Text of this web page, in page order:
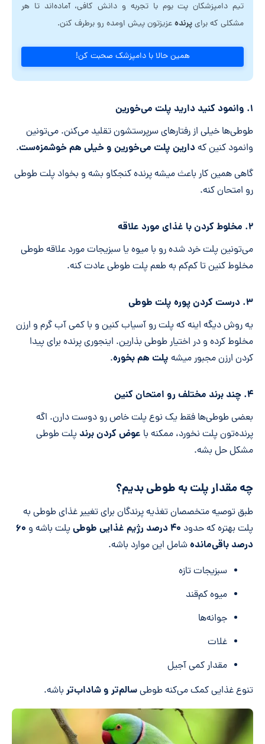
تیم دامپزشکان پت بوم با تجربه و دانش کافی، آماده‌اند تا هر
مشکلی که برایپرندهعزیزتون پیش اومده رو برطرف کنن.
همین حالا با دامپزشک صحبت کن!
۱. وانمود کنید دارید پلت می‌خورین
طوطی‌ها خیلی از رفتارهای سرپرستشون تقلید می‌کنن. می‌تونین
وانمود کنین که دارین پلت می‌خورین و خیلی هم خوشمزه‌ست.
گاهی همین کار باعث میشه پرنده کنجکاو بشه و بخواد پلت طوطی
رو امتحان کنه.
۲. مخلوط کردن با غذای مورد علاقه
می‌تونین پلت خرد شده رو با میوه یا سبزیجات مورد علاقه طوطی
مخلوط کنین تا کم‌کم به طعم پلت طوطی عادت کنه.
۳. درست کردن پوره پلت طوطی
یه روش دیگه اینه که پلت رو آسیاب کنین و با کمی آب گرم و ارزن
مخلوط کرده و در اختیار طوطی بذارین. اینجوری پرنده برای پیدا
کردن ارزن مجبور میشه پلت هم بخوره.
۴. چند برند مختلف رو امتحان کنین
بعضی طوطی‌ها فقط یک نوع پلت خاص رو دوست دارن. اگه
پرنده‌تون پلت نخورد، ممکنه با عوض کردن برند پلت طوطی
مشکل حل بشه.
چه مقدار پلت به طوطی بدیم؟
طبق توصیه متخصصان تغذیه پرندگان برای تغییر غذای طوطی به
پلت بهتره که حدود ۴۰ درصد رژیم غذایی طوطیپلت باشه و ۶۰
درصد باقی‌ماندهشامل این موارد باشه.
سبزیجات تازه
میوه کم‌قند
جوانه‌ها
غلات
مقدار کمی آجیل
تنوع غذایی کمک می‌کنه طوطیسالم‌تر و شاداب‌تر باشه.